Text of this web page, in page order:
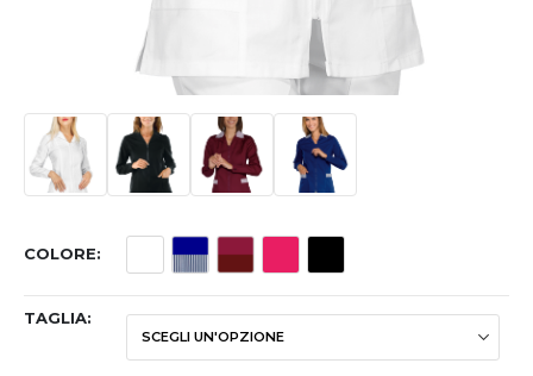
COLORE
TAGLIA